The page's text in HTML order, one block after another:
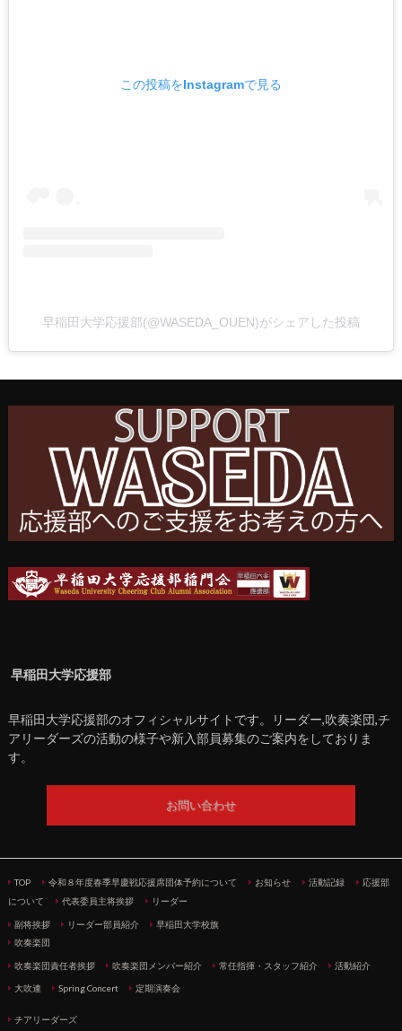
この投稿をInstagramで見る
早稲田大学応援部(@WASEDA_OUEN)がシェアした投稿
早稲田大学応援部
早稲田大学応援部のオフィシャルサイトです。リーダー,吹奏楽団,チ
アリーダーズの活動の様子や新入部員募集のご案内をしておりま
す。
お問い合わせ
TOP 令和８年度春季早慶戦応援席団体予約について お知らせ 活動記録
応援部
について
代表委員主将挨拶 リーダー
副将挨拶 リーダー部員紹介
早稲田大学校旗
吹奏楽団
吹奏楽団責任者挨拶 吹奏楽団メンバー紹介 常任指揮・スタッフ紹介 活動紹介
大吹連 Spring Concert 定期演奏会
チアリーダーズ